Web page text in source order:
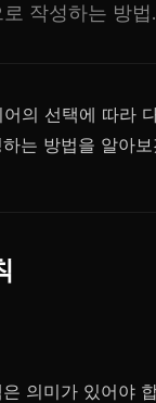
작성하는 방
의 선택에 따라
는 방법을 알아
의미가 있어야